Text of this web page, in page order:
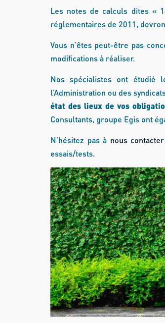
Les notes de calculs dites «
réglementaires de 2011,
Vous n’êtes peut-être pas
modifications à réaliser.
Nos spécialistes ont étudié
l’Administration ou des
état des lieux de vos
Consultants, groupe Egis ont
N’hésitez pas à nous contacter
essais/tests.